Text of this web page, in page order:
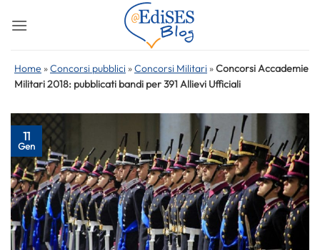
Home »Concorsi pubblici »Concorsi Militari »Concorsi Accademie
Militari 2018: pubblicati bandi per 391 Allievi Ufficiali
11
Gen